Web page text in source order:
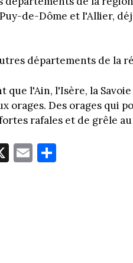
de-Dôme et l'Allier,
départements de la
que l'Ain, l'Isère, la
orages. Des orages qui
rafales et de grêle
X E
m